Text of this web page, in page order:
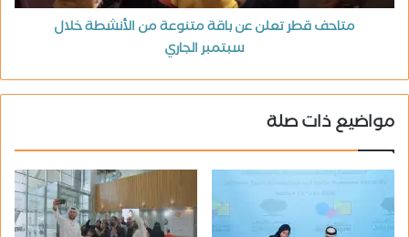
متاحف قطر تعلن عن باقة متنوعة من الأنشطة خلال
سبتمبر الجاري
مواضيع ذات صلة